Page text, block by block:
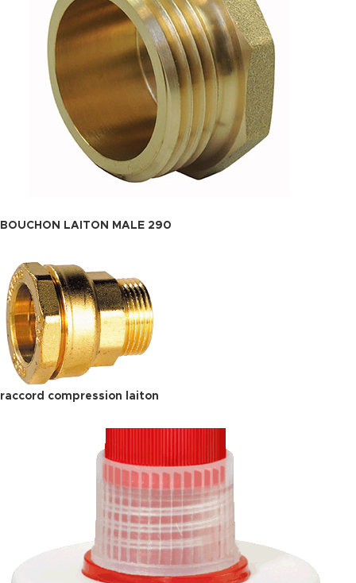
BOUCHON LAITON MALE 290
raccord compression laiton